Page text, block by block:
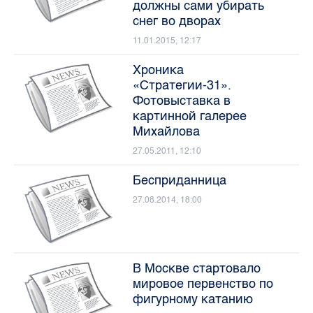
должны сами убирать
снег во дворах
11.01.2015, 12:17
Хроника
«Стратегии-31».
Фотовыставка в
картинной галерее
Михайлова
27.05.2011, 12:10
Бесприданница
27.08.2014, 18:00
В Москве стартовало
мировое первенство по
фигурному катанию